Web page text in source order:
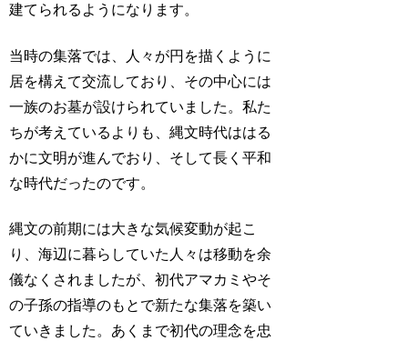
建てられるようになります。
当時の集落では、人々が円を描くように
居を構えて交流しており、その中心には
一族のお墓が設けられていました。私た
ちが考えているよりも、縄文時代ははる
かに文明が進んでおり、そして長く平和
な時代だったのです。
縄文の前期には大きな気候変動が起こ
り、海辺に暮らしていた人々は移動を余
儀なくされましたが、初代アマカミやそ
の子孫の指導のもとで新たな集落を築い
ていきました。あくまで初代の理念を忠